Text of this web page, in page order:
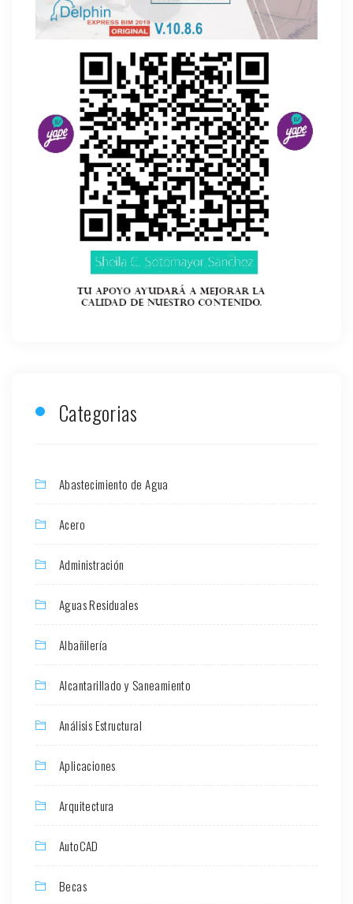
Categorias
Abastecimiento de Agua
Acero
Administración
Aguas Residuales
Albañilería
Alcantarillado y Saneamiento
Análisis Estructural
Aplicaciones
Arquitectura
AutoCAD
Becas